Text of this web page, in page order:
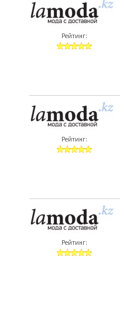
Рейтинг:
Рейтинг:
Рейтинг: